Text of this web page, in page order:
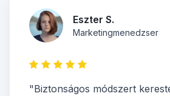
Eszter S.
Marketingmenedzser
"Biztonságos módszert